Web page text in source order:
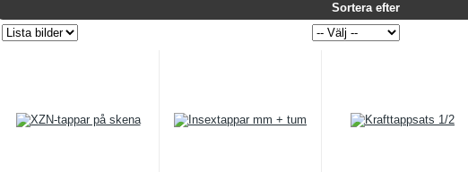
Sortera efter